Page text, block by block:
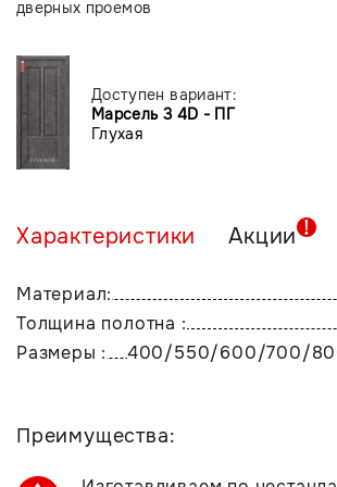
дверных проемов
Доступен вариант:
Марсель 3 4D - ПГ
Глухая
Характеристики Акции
Материал:
Толщина полотна :
Размеры :
400/550/600/700/
Преимущества: